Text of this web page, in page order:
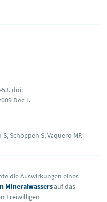
53. doi:
Dec 1.
Schoppen S, Vaquero MP.
die Auswirkungen eines
Mineralwassersauf das
Freiwilligen